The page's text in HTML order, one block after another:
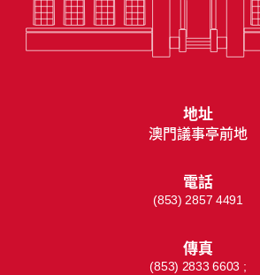
地址
澳門議事亭前地
電話
(853) 2857 4491
傳真
(853) 2833 6603 ;